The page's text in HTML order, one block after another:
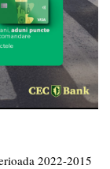
2022-2015